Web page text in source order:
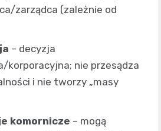
zarządca (zależnie od
– decyzja
korporacyjna; nie przesądza
i nie tworzy „masy
komornicze – mogą